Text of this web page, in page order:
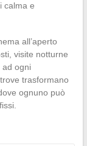
calma e
all’aperto
visite notturne
ad ogni
trasformano
ognuno può